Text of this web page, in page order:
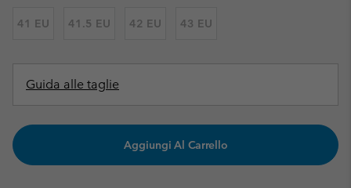
41 EU 41.5 EU 42 EU 43 EU
Guida alle taglie
Aggiungi Al Carrello